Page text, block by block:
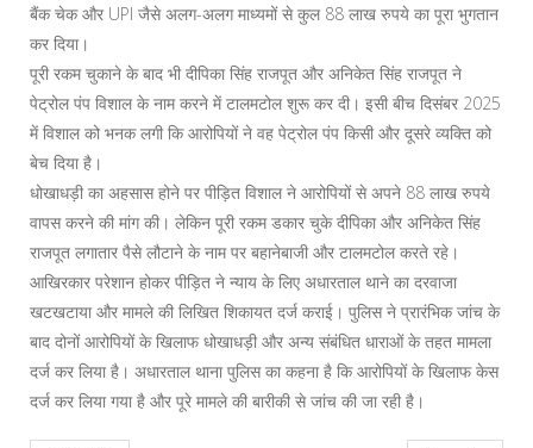
बैंक चेक और UPI जैसे अलग-अलग माध्यमों से कुल 88 लाख रुपये का पूरा भुगतान
कर दिया।
पूरी रकम चुकाने के बाद भी दीपिका सिंह राजपूत और अनिकेत सिंह राजपूत ने
पेट्रोल पंप विशाल के नाम करने में टालमटोल शुरू कर दी। इसी बीच दिसंबर 2025
में विशाल को भनक लगी कि आरोपियों ने वह पेट्रोल पंप किसी और दूसरे व्यक्ति को
बेच दिया है।
धोखाधड़ी का अहसास होने पर पीड़ित विशाल ने आरोपियों से अपने 88 लाख रुपये
वापस करने की मांग की। लेकिन पूरी रकम डकार चुके दीपिका और अनिकेत सिंह
राजपूत लगातार पैसे लौटाने के नाम पर बहानेबाजी और टालमटोल करते रहे।
आखिरकार परेशान होकर पीड़ित ने न्याय के लिए अधारताल थाने का दरवाजा
खटखटाया और मामले की लिखित शिकायत दर्ज कराई। पुलिस ने प्रारंभिक जांच के
बाद दोनों आरोपियों के खिलाफ धोखाधड़ी और अन्य संबंधित धाराओं के तहत मामला
दर्ज कर लिया है। अधारताल थाना पुलिस का कहना है कि आरोपियों के खिलाफ केस
दर्ज कर लिया गया है और पूरे मामले की बारीकी से जांच की जा रही है।